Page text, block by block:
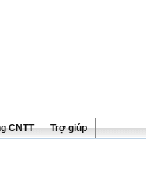
CNTT Trợ giúp